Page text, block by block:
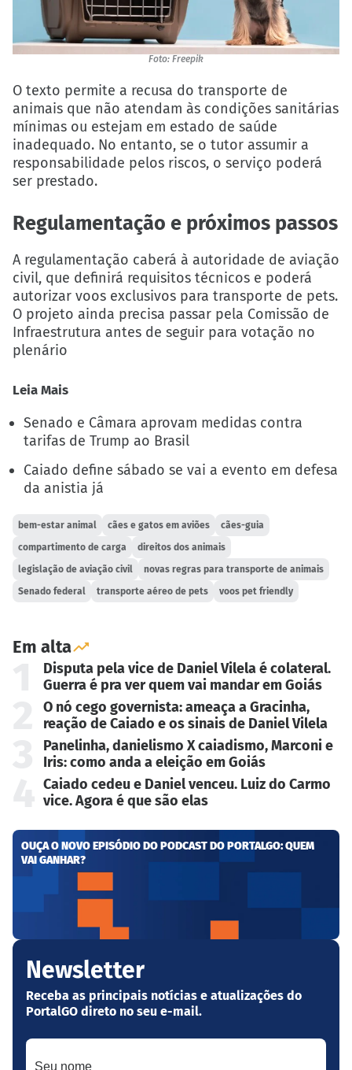
Foto: Freepik
O texto permite a recusa do transporte de
animais que não atendam às condições sanitárias
mínimas ou estejam em estado de saúde
inadequado. No entanto, se o tutor assumir a
responsabilidade pelos riscos, o serviço poderá
ser prestado.
Regulamentação e próximos passos
A regulamentação caberá à autoridade de aviação
civil, que definirá requisitos técnicos e poderá
autorizar voos exclusivos para transporte de pets.
O projeto ainda precisa passar pela Comissão de
Infraestrutura antes de seguir para votação no
plenário
Leia Mais
Senado e Câmara aprovam medidas contra
tarifas de Trump ao Brasil
Caiado define sábado se vai a evento em defesa
da anistia já
bem-estar animal cães e gatos em aviões cães-guia
compartimento de carga direitos dos animais
legislação de aviação civil novas regras para transporte de animais
Senado federal transporte aéreo de pets voos pet friendly
Em alta
Disputa pela vice de Daniel Vilela é colateral.
Guerra é pra ver quem vai mandar em Goiás
O nó cego governista: ameaça a Gracinha,
reação de Caiado e os sinais de Daniel Vilela
Panelinha, danielismo X caiadismo, Marconi e
Iris: como anda a eleição em Goiás
Caiado cedeu e Daniel venceu. Luiz do Carmo
vice. Agora é que são elas
OUÇA O NOVO EPISÓDIO DO PODCAST DO PORTALGO: QUEM
VAI GANHAR?
Newsletter
Receba as principais notícias e atualizações do
PortalGO direto no seu e-mail.
Seu nome